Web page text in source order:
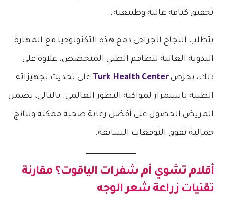
تحقيق كثافة عالية وطبيعية.
يتطلب النجاح الجراحي دمج هذه التكنولوجيا مع المهارة
اليدوية العالية للطاقم الطبي المتخصص. علاوة على
ذلك، يحرصTurk Health Center على تحديث تجهيزاته
الطبية باستمرار لمواكبة التطور العالمي. بالتالي، يضمن
المريض الحصول على أفضل رعاية صحية ممكنة ونتائج
جمالية تفوق التوقعات السابقة.
أقلام تشوي أم شفرات الياقوت؟ مقارنة
تقنيات زراعة شعر الوجه